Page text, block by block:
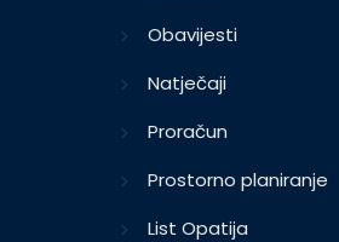
Obavijesti
Natječaji
Proračun
Prostorno planiranje
List Opatija